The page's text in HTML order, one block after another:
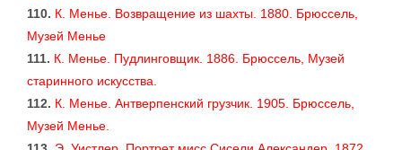
110. К. Менье. Возвращение из шахты. 1880. Брюссель,
Музей Менье
111. К. Менье. Пудлинговщик. 1886. Брюссель, Музей
старинного искусства.
112. К. Менье. Антверпенский грузчик. 1905. Брюссель,
Музей Менье.